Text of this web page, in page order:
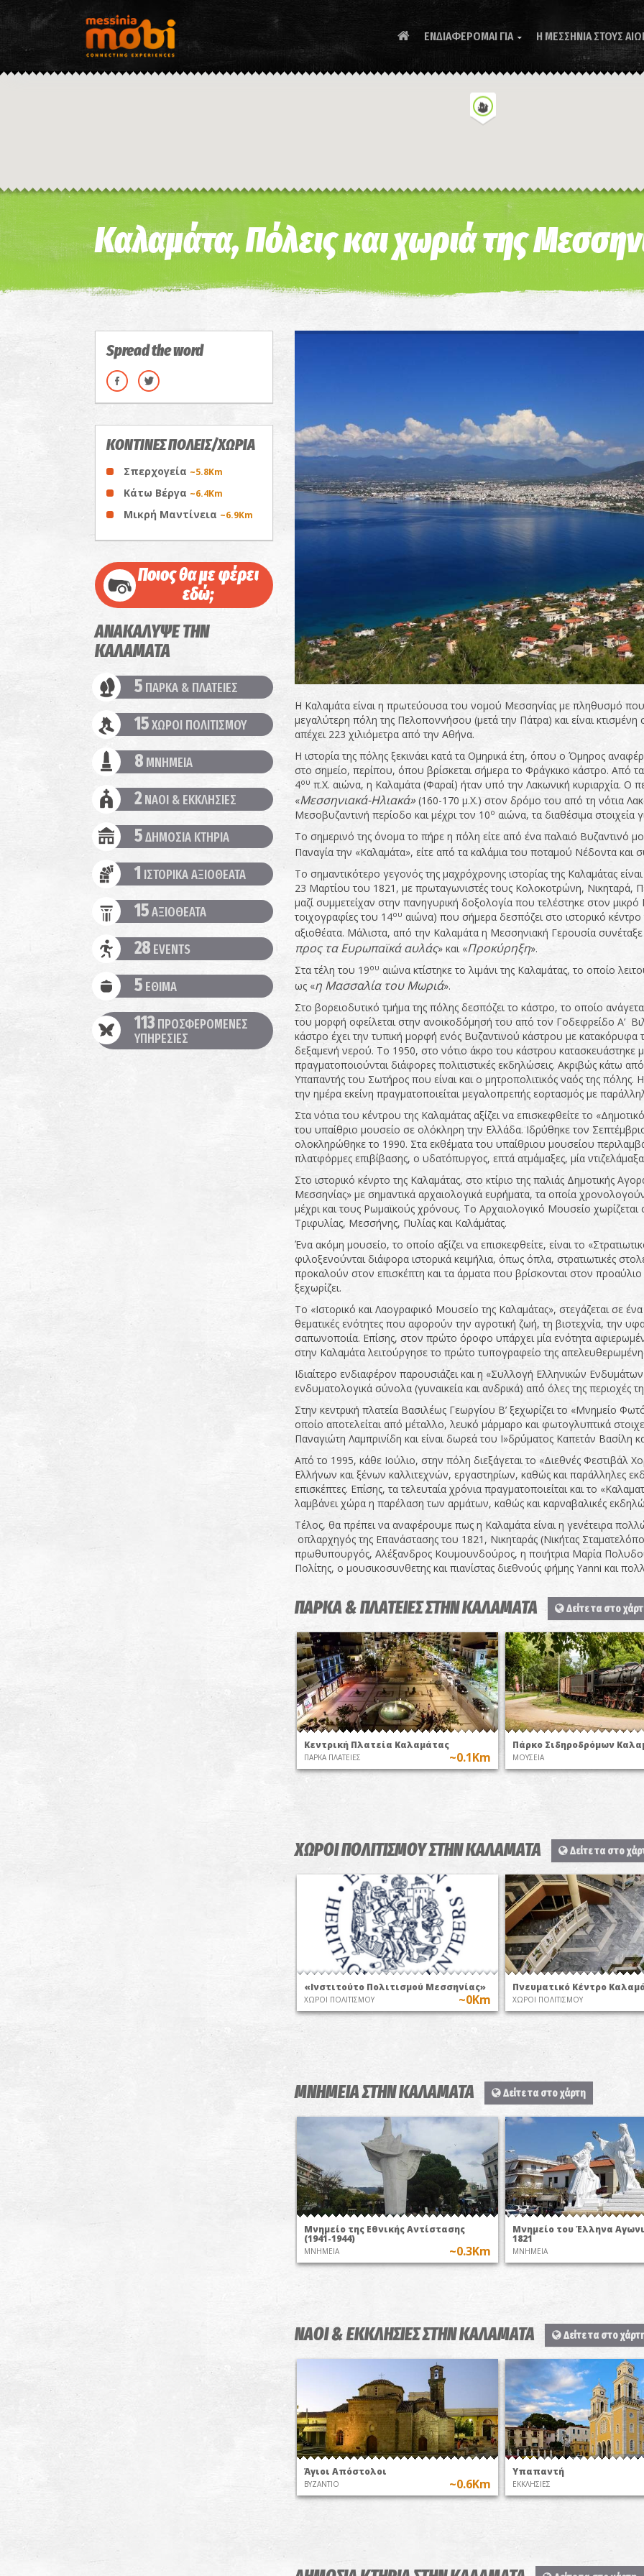
ΕΝΔΙΑΦΕΡΟΜΑΙ ΓΙΑ  Η ΜΕΣΣΗΝΙΑ ΣΤΟΥΣ
Καλαμάτα, Πόλεις και χωριά της
Spread the word
ΚΟΝΤΙΝΕΣ ΠΟΛΕΙΣ/ΧΩΡΙΑ
Σπερχογεία ~5.8Km
Κάτω Βέργα ~6.4Km
Μικρή Μαντίνεια ~6.9Km
Ποιος θα με φέρει
εδώ;
ΑΝΑΚΑΛΥΨΕ ΤΗΝ
ΚΑΛΑΜΑΤΑ
5 ΠΑΡΚΑ & ΠΛΑΤΕΙΕΣ
15ΧΩΡΟΙ ΠΟΛΙΤΙΣΜΟΥ
8 ΜΝΗΜΕΙΑ
2ΝΑΟΙ & ΕΚΚΛΗΣΙΕΣ
5ΔΗΜΟΣΙΑ ΚΤΗΡΙΑ
1 ΙΣΤΟΡΙΚΑ ΑΞΙΟΘΕΑΤΑ
15ΑΞΙΟΘΕΑΤΑ
28 EVENTS
5 ΕΘΙΜΑ
113 ΠΡΟΣΦΕΡΟΜΕΝΕΣ
ΥΠΗΡΕΣΙΕΣ
Η Καλαμάτα είναι η πρωτεύουσα του νομού Μεσσηνίας με πληθυσμό που
μεγαλύτερη πόλη της Πελοποννήσου (μετά την Πάτρα) και είναι
απέχει 223 χιλιόμετρα από την Αθήνα.
Η ιστορία της πόλης ξεκινάει κατά τα Ομηρικά έτη, όπου ο Όμηρος
στο σημείο, περίπου, όπου βρίσκεται σήμερα το Φράγκικο κάστρο. Από
4ου π.Χ. αιώνα, η Καλαμάτα (Φαραί) ήταν υπό την Λακωνική κυριαρχία. Ο
«Μεσσηνιακά-Ηλιακά»(160-170 μ.Χ.) στον δρόμο του από τη νότια
Μεσοβυζαντινή περίοδο και μέχρι τον 10ο αιώνα, τα διαθέσιμα στοιχεία
Το σημερινό της όνομα το πήρε η πόλη είτε από ένα παλαιό Βυζαντινό
Παναγία την «Καλαμάτα», είτε από τα καλάμια του ποταμού Νέδοντα και
Το σημαντικότερο γεγονός της μαχρόχρονης ιστορίας της Καλαμάτας
23 Μαρτίου του 1821, με πρωταγωνιστές τους Κολοκοτρώνη,
μαζί συμμετείχαν στην πανηγυρική δοξολογία που τελέστηκε στον
τοιχογραφίες του 14ου αιώνα) που σήμερα δεσπόζει στο ιστορικό κέντρο
αξιοθέατα. Μάλιστα, από την Καλαμάτα η Μεσσηνιακή Γερουσία συνέταξε
προς τα Ευρωπαϊκά αυλάς» και «Προκύρηξη».
Στα τέλη του 19ου αιώνα κτίστηκε το λιμάνι της Καλαμάτας, το οποίο
ως «η Μασσαλία του Μωριά».
Στο βορειοδυτικό τμήμα της πόλης δεσπόζει το κάστρο, το οποίο
του μορφή οφείλεται στην ανοικοδόμησή του από τον Γοδεφρείδο Α’
κάστρο έχει την τυπική μορφή ενός Βυζαντινού κάστρου με κατακόρυφα
δεξαμενή νερού. Το 1950, στο νότιο άκρο του κάστρου κατασκευάστηκε
πραγματοποιούνται διάφορες πολιτιστικές εκδηλώσεις. Ακριβώς κάτω
Υπαπαντής του Σωτήρος που είναι και ο μητροπολιτικός ναός της πόλης.
την ημέρα εκείνη πραγματοποιείται μεγαλοπρεπής εορτασμός με
Στα νότια του κέντρου της Καλαμάτας αξίζει να επισκεφθείτε το
του υπαίθριο μουσείο σε ολόκληρη την Ελλάδα. Ιδρύθηκε τον
ολοκληρώθηκε το 1990. Στα εκθέματα του υπαίθριου μουσείου
πλατφόρμες επιβίβασης, ο υδατόπυργος, επτά ατμάμαξες, μία
Στο ιστορικό κένρτο της Καλαμάτας, στο κτίριο της παλιάς Δημοτικής
Μεσσηνίας» με σημαντικά αρχαιολογικά ευρήματα, τα οποία
μέχρι και τους Ρωμαϊκούς χρόνους. Το Αρχαιολογικό Μουσείο χωρίζεται
Τριφυλίας, Μεσσήνης, Πυλίας και Καλάμάτας.
Ένα ακόμη μουσείο, το οποίο αξίζει να επισκεφθείτε, είναι το
φιλοξενούνται διάφορα ιστορικά κειμήλια, όπως όπλα, στρατιωτικές
προκαλούν στον επισκέπτη και τα άρματα που βρίσκονται στον
ξεχωρίζει.
Το «Ιστορικό και Λαογραφικό Μουσείο της Καλαμάτας», στεγάζεται σε
θεματικές ενότητες που αφορούν την αγροτική ζωή, τη βιοτεχνία, την
σαπωνοποιία. Επίσης, στον πρώτο όροφο υπάρχει μία ενότητα
στην Καλαμάτα λειτούργησε το πρώτο τυπογραφείο της
Ιδιαίτερο ενδιαφέρον παρουσιάζει και η «Συλλογή Ελληνικών
ενδυματολογικά σύνολα (γυναικεία και ανδρικά) από όλες της περιοχές
Στην κεντρική πλατεία Βασιλέως Γεωργίου Β’ ξεχωρίζει το «Μνημείο
οποίο αποτελείται από μέταλλο, λευκό μάρμαρο και φωτογλυπτικά
Παναγιώτη Λαμπρινίδη και είναι δωρεά του Ι»δρύματος Καπετάν Βασίλη
Από το 1995, κάθε Ιούλιο, στην πόλη διεξάγεται το «Διεθνές Φεστιβάλ
Ελλήνων και ξένων καλλιτεχνών, εργαστηρίων, καθώς και παράλληλες
επισκέπτες. Επίσης, τα τελευταία χρόνια πραγματοποιείται και το
λαμβάνει χώρα η παρέλαση των αρμάτων, καθώς και καρναβαλικές
Τέλος, θα πρέπει να αναφέρουμε πως η Καλαμάτα είναι η γενέτειρα
οπλαρχηγός της Επανάστασης του 1821, Νικηταράς (Νικήτας
πρωθυπουργός, Αλέξανδρος Κουμουνδούρος, η ποιήτρια Μαρία
Πολίτης, ο μουσικοσυνθετης και πιανίστας διεθνούς φήμης Yanni και
ΠΑΡΚΑ & ΠΛΑΤΕΙΕΣ ΣΤΗΝ ΚΑΛΑΜΑΤΑ Δείτε τα στο
Κεντρική Πλατεία Καλαμάτας
ΠΑΡΚΑ ΠΛΑΤΕΙΕΣ ~0.1Km
Πάρκο Σιδηροδρόμων
ΜΟΥΣΕΙΑ
ΧΩΡΟΙ ΠΟΛΙΤΙΣΜΟΥ ΣΤΗΝ ΚΑΛΑΜΑΤΑ Δείτε τα στο
«Ινστιτούτο Πολιτισμού Μεσσηνίας»
ΧΩΡΟΙ ΠΟΛΙΤΙΣΜΟΥ ~0Km
Πνευματικό Κέντρο
ΧΩΡΟΙ ΠΟΛΙΤΙΣΜΟΥ
ΜΝΗΜΕΙΑ ΣΤΗΝ ΚΑΛΑΜΑΤΑ Δείτε τα στο χάρτη
Μνημείο της Εθνικής Αντίστασης
(1941-1944)
MNHMEIA ~0.3Km
Μνημείο του Έλληνα
1821
MNHMEIA
ΝΑΟΙ & ΕΚΚΛΗΣΙΕΣ ΣΤΗΝ ΚΑΛΑΜΑΤΑ Δείτε τα στο
Άγιοι Απόστολοι
ΒΥΖΑΝΤΙΟ ~0.6Km
Υπαπαντή
ΕΚΚΛΗΣΙΕΣ